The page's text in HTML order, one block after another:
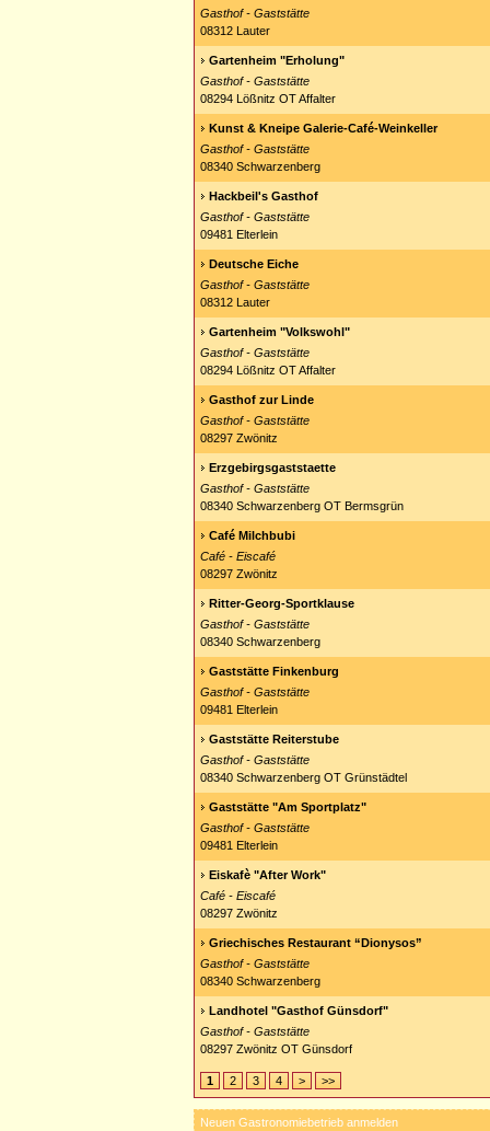
Gasthof - Gaststätte
08312 Lauter
Gartenheim "Erholung"
Gasthof - Gaststätte
08294 Lößnitz OT Affalter
Kunst & Kneipe Galerie-Café-Weinkeller
Gasthof - Gaststätte
08340 Schwarzenberg
Hackbeil's Gasthof
Gasthof - Gaststätte
09481 Elterlein
Deutsche Eiche
Gasthof - Gaststätte
08312 Lauter
Gartenheim "Volkswohl"
Gasthof - Gaststätte
08294 Lößnitz OT Affalter
Gasthof zur Linde
Gasthof - Gaststätte
08297 Zwönitz
Erzgebirgsgaststaette
Gasthof - Gaststätte
08340 Schwarzenberg OT Bermsgrün
Café Milchbubi
Café - Eiscafé
08297 Zwönitz
Ritter-Georg-Sportklause
Gasthof - Gaststätte
08340 Schwarzenberg
Gaststätte Finkenburg
Gasthof - Gaststätte
09481 Elterlein
Gaststätte Reiterstube
Gasthof - Gaststätte
08340 Schwarzenberg OT Grünstädtel
Gaststätte "Am Sportplatz"
Gasthof - Gaststätte
09481 Elterlein
Eiskafè "After Work"
Café - Eiscafé
08297 Zwönitz
Griechisches Restaurant “Dionysos”
Gasthof - Gaststätte
08340 Schwarzenberg
Landhotel "Gasthof Günsdorf"
Gasthof - Gaststätte
08297 Zwönitz OT Günsdorf
1 2 3 4 > >>
Neuen Gastronomiebetrieb anmelden